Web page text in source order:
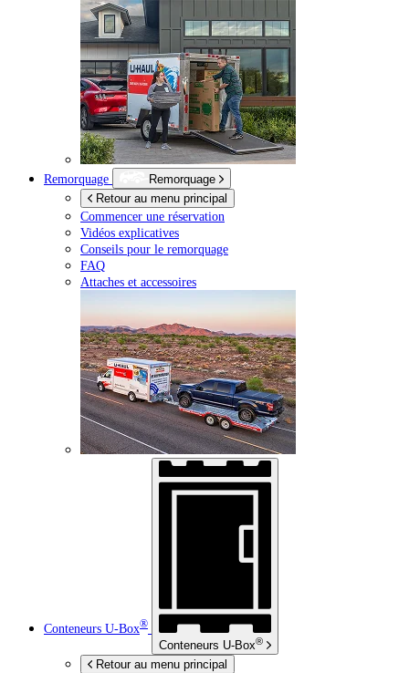
Remorquage
Remorquage
Retour au menu principal
Commencer une réservation
Vidéos explicatives
Conseils pour le remorquage
FAQ
Attaches et accessoires
Conteneurs U-Box®
Conteneurs U-Box®
Retour au menu principal